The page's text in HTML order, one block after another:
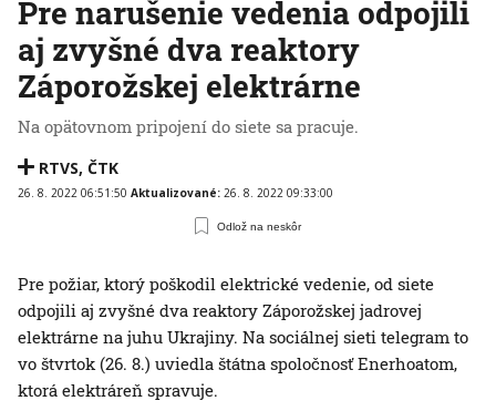
Pre narušenie vedenia odpojili
aj zvyšné dva reaktory
Záporožskej elektrárne
Na opätovnom pripojení do siete sa pracuje.
RTVS, ČTK
26. 8. 2022 06:51:50 Aktualizované: 26. 8. 2022 09:33:00
Odlož na neskôr
Pre požiar, ktorý poškodil elektrické vedenie, od siete
odpojili aj zvyšné dva reaktory Záporožskej jadrovej
elektrárne na juhu Ukrajiny. Na sociálnej sieti telegram to
vo štvrtok (26. 8.) uviedla štátna spoločnosť Enerhoatom,
ktorá elektráreň spravuje.